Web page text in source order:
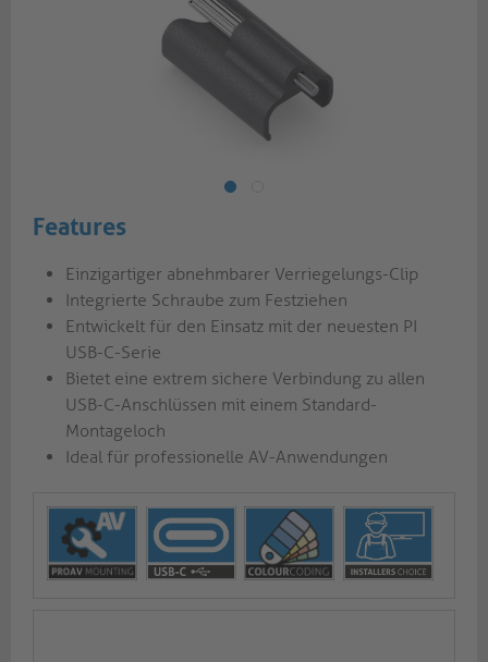
Features
Einzigartiger abnehmbarer Verriegelungs-Clip
Integrierte Schraube zum Festziehen
Entwickelt für den Einsatz mit der neuesten PI
USB-C-Serie
Bietet eine extrem sichere Verbindung zu allen
USB-C-Anschlüssen mit einem Standard-
Montageloch
Ideal für professionelle AV-Anwendungen